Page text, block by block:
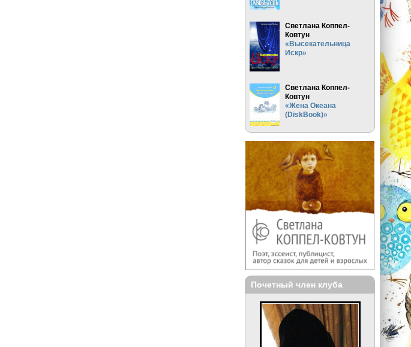
Светлана Коппел-
Ковтун
«Высекательница
Искр»
Светлана Коппел-
Ковтун
«Жена Океана
(DiskBook)»
Почетный член клуба